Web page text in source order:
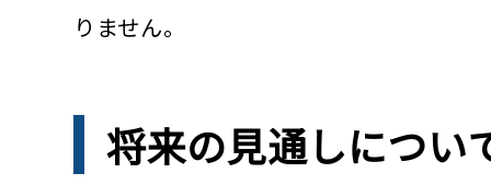
りません。
将来の見通しについ